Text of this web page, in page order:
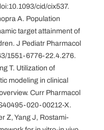
cid/cix537.
A. Population
target attainment of
J Pediatr Pharmacol
1551-6776-22.4.276.
T. Utilization of
modeling in clinical
Curr Pharmacol
020-00212-X.
Z, Yang J, Rostami-